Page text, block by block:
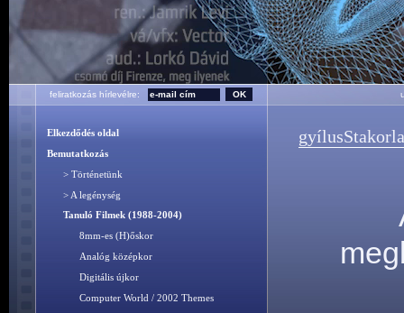
feliratkozás hírlevélre:
Elkezdődés oldal
Bemutatkozás
> Történetünk
> A legénység
Tanuló Filmek (1988-2004)
8mm-es (H)őskor
Analóg középkor
Digitális újkor
Computer World / 2002 Themes